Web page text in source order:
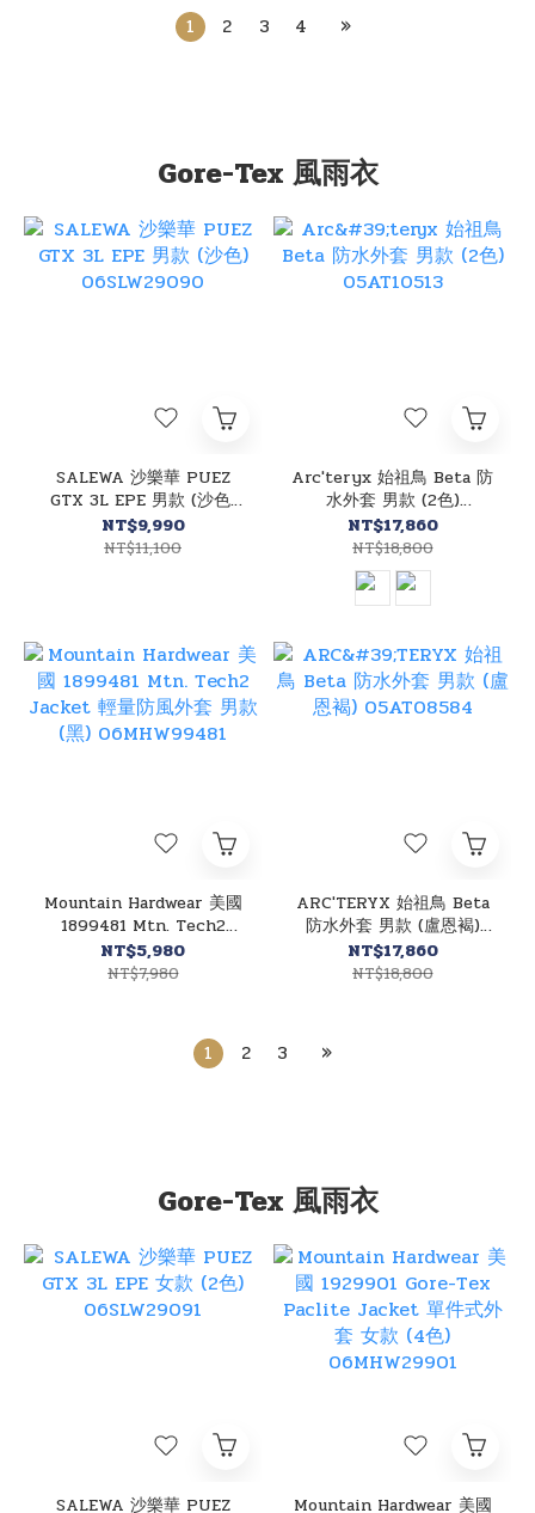
1 2 3 4 »
Gore-Tex 風雨衣
SALEWA 沙樂華 PUEZ
GTX 3L EPE 男款 (沙色)
06SLW29090
NT$9,990
NT$11,100
Arc'teryx 始祖鳥 Beta 防
水外套 男款 (2色)
05AT10513
NT$17,860
NT$18,800
Mountain Hardwear 美國
1899481 Mtn. Tech2
Jacket 輕量防風外套 男款
(黑) 06MHW99481
NT$5,980
NT$7,980
ARC'TERYX 始祖鳥 Beta
防水外套 男款 (盧恩褐)
05AT08584
NT$17,860
NT$18,800
1 2 3 »
Gore-Tex 風雨衣
SALEWA 沙樂華 PUEZ
Mountain Hardwear 美國